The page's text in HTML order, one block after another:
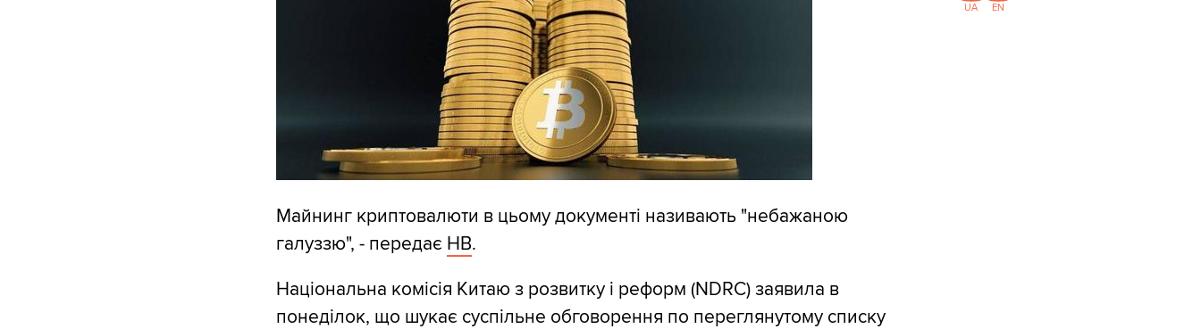
Майнинг криптовалюти в цьому документі називають "небажаною
галуззю", - передає НВ.
Національна комісія Китаю з розвитку і реформ (NDRC) заявила в
понеділок, що шукає суспільне обговорення по переглянутому списку
UA EN